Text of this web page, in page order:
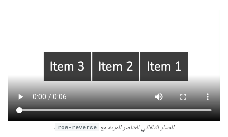
المسار التلقائي للعناصر المرنة مع row-reverse
.